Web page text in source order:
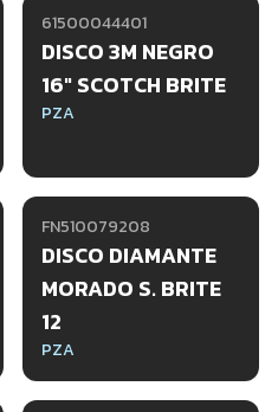
61500044401
DISCO 3M NEGRO
16" SCOTCH BRITE
PZA
FN510079208
DISCO DIAMANTE
MORADO S. BRITE
12
PZA